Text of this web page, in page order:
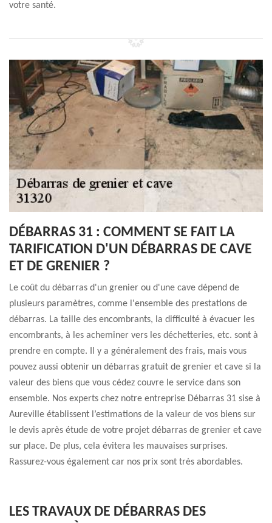
votre santé.
DÉBARRAS 31 : COMMENT SE FAIT LA
TARIFICATION D'UN DÉBARRAS DE CAVE
ET DE GRENIER ?
Le coût du débarras d'un grenier ou d'une cave dépend de
plusieurs paramètres, comme l'ensemble des prestations de
débarras. La taille des encombrants, la difficulté à évacuer les
encombrants, à les acheminer vers les déchetteries, etc. sont à
prendre en compte. Il y a généralement des frais, mais vous
pouvez aussi obtenir un débarras gratuit de grenier et cave si la
valeur des biens que vous cédez couvre le service dans son
ensemble. Nos experts chez notre entreprise Débarras 31 sise à
Aureville établissent l’estimations de la valeur de vos biens sur
le devis après étude de votre projet débarras de grenier et cave
sur place. De plus, cela évitera les mauvaises surprises.
Rassurez-vous également car nos prix sont très abordables.
LES TRAVAUX DE DÉBARRAS DES